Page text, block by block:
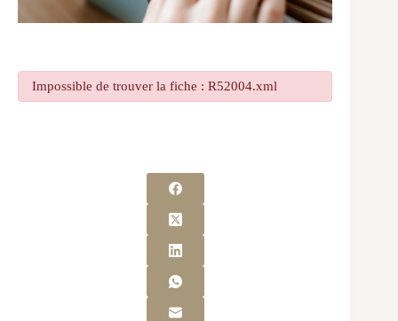
Impossible de trouver la fiche : R52004.xml